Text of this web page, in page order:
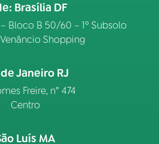
Brasília DF
Bloco B 50/60 – 1º Subsolo
Shopping
Janeiro RJ
Freire, n° 474
Centro
Luís MA